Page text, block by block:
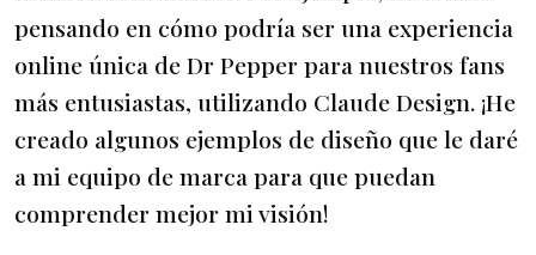
pensando en cómo podría ser una experiencia
online única de Dr Pepper para nuestros fans
más entusiastas, utilizando Claude Design. ¡He
creado algunos ejemplos de diseño que le daré
a mi equipo de marca para que puedan
comprender mejor mi visión!